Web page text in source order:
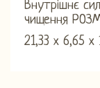
Внутрішнє
чищення
21,33 х 6,65 х